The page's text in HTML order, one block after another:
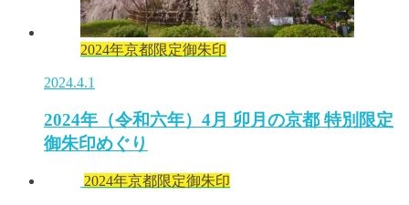
2024年京都限定御朱印
2024.4.1
2024年（令和六年）4月 卯月の京都 特別限定
御朱印めぐり
2024年京都限定御朱印